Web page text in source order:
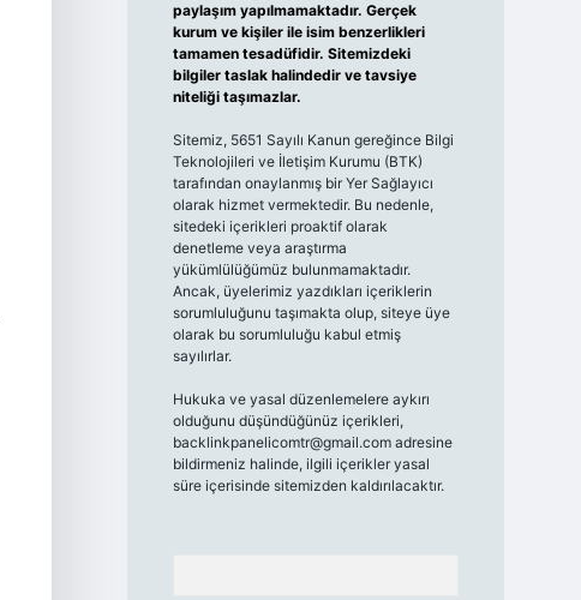
paylaşım yapılmamaktadır. Gerçek
kurum ve kişiler ile isim benzerlikleri
tamamen tesadüfidir. Sitemizdeki
bilgiler taslak halindedir ve tavsiye
niteliği taşımazlar.
Sitemiz, 5651 Sayılı Kanun gereğince Bilgi
Teknolojileri ve İletişim Kurumu (BTK)
tarafından onaylanmış bir Yer Sağlayıcı
olarak hizmet vermektedir. Bu nedenle,
sitedeki içerikleri proaktif olarak
denetleme veya araştırma
yükümlülüğümüz bulunmamaktadır.
Ancak, üyelerimiz yazdıkları içeriklerin
sorumluluğunu taşımakta olup, siteye üye
olarak bu sorumluluğu kabul etmiş
sayılırlar.
Hukuka ve yasal düzenlemelere aykırı
olduğunu düşündüğünüz içerikleri,
backlinkpanelicomtr@gmail.comadresine
bildirmeniz halinde, ilgili içerikler yasal
süre içerisinde sitemizden kaldırılacaktır.